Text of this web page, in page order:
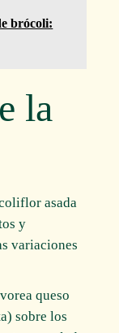
brócoli:
la
asada
y
variaciones
queso
sobre los